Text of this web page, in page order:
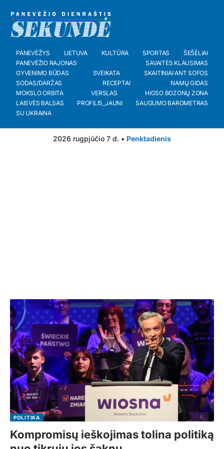
PANEVĖŽYS LIETUVA KULTŪRA SPORTAS
ŠEŠĖLIAI
PANEVĖŽIO RAJONAS
SAVAITĖS KLAUSIMAS
GYVENIMO BŪDAS
SVEIKATA
SKAITINIAI ANT SOFOS
SODAS/DARŽAS
RECEPTAI
NAMŲ GIDAS
MOKSLO ORBITA
VERSLAS
HIGSO BOZONŲ ZONA
LAISVĖS BALSAS
PROFILIS_JAUNI
SAUGUMO BAROMETRAS
SU UKRAINA
2026 rugpjūčio 7 d. • Penktadienis
POLITIKA
Kompromisų ieškojimas tolina politiką